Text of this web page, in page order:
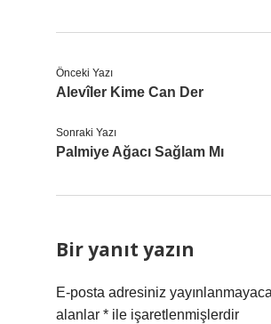
Önceki Yazı
Alevîler Kime Can Der
Sonraki Yazı
Palmiye Ağacı Sağlam Mı
Bir yanıt yazın
E-posta adresiniz
alanlar * ile işaretlenmişlerdir